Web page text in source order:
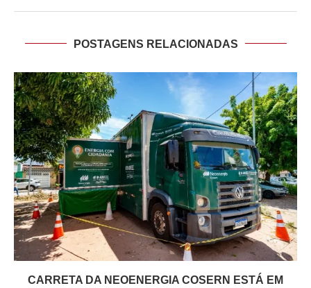
POSTAGENS RELACIONADAS
CARRETA DA NEOENERGIA COSERN ESTÁ EM